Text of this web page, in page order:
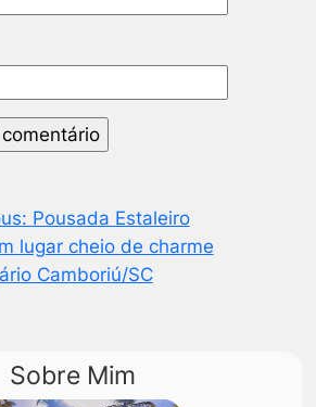
Pousada Estaleiro
lugar cheio de charme
Camboriú/SC
Sobre Mim